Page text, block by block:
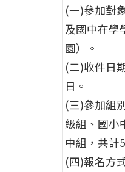
(一)參加對
及國中在學
園）。
(二)收件日
日。
(三)參加組
級組、國小
中組，共計
(四)報名方